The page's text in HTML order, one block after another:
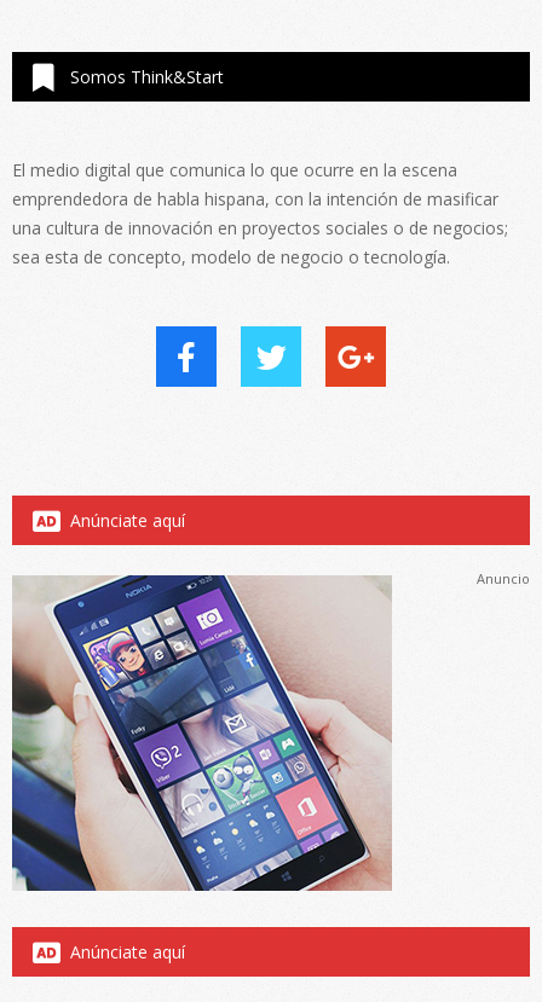
Somos Think&Start
El medio digital que comunica lo que ocurre en la escena
emprendedora de habla hispana, con la intención de masificar
una cultura de innovación en proyectos sociales o de negocios;
sea esta de concepto, modelo de negocio o tecnología.
Anúnciate aquí
Anuncio
Anúnciate aquí